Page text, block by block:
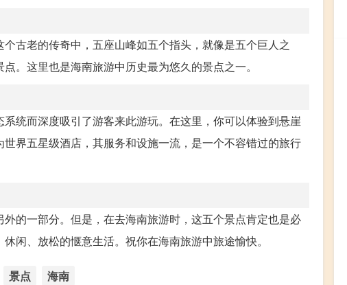
古老的传奇中，五座山峰如五个指头，就像是五个巨人之
。这里也是海南旅游中历史最为悠久的景点之一。
统而深度吸引了游客来此游玩。在这里，你可以体验到悬崖
界五星级酒店，其服务和设施一流，是一个不容错过的旅行
的一部分。但是，在去海南旅游时，这五个景点肯定也是必
闲、放松的惬意生活。祝你在海南旅游中旅途愉快。
景点 海南